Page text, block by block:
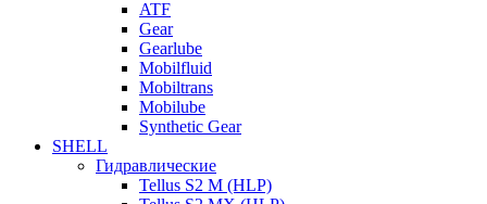
ATF
Gear
Gearlube
Mobilfluid
Mobiltrans
Mobilube
Synthetic Gear
SHELL
Гидравлические
Tellus S2 M (HLP)